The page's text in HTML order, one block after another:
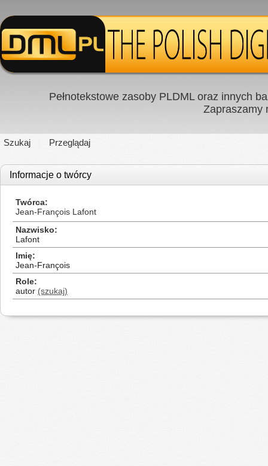
Pełnotekstowe zasoby PLDML oraz innych
Zapraszamy
Szukaj Przeglądaj
Informacje o twórcy
Twórca
Jean-François Lafont
Nazwisko
Lafont
Imię
Jean-François
Role
autor (szukaj)